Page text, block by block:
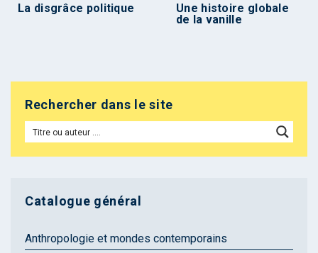
La disgrâce politique
Une histoire globale
de la vanille
Rechercher dans le site
Catalogue général
Anthropologie et mondes contemporains